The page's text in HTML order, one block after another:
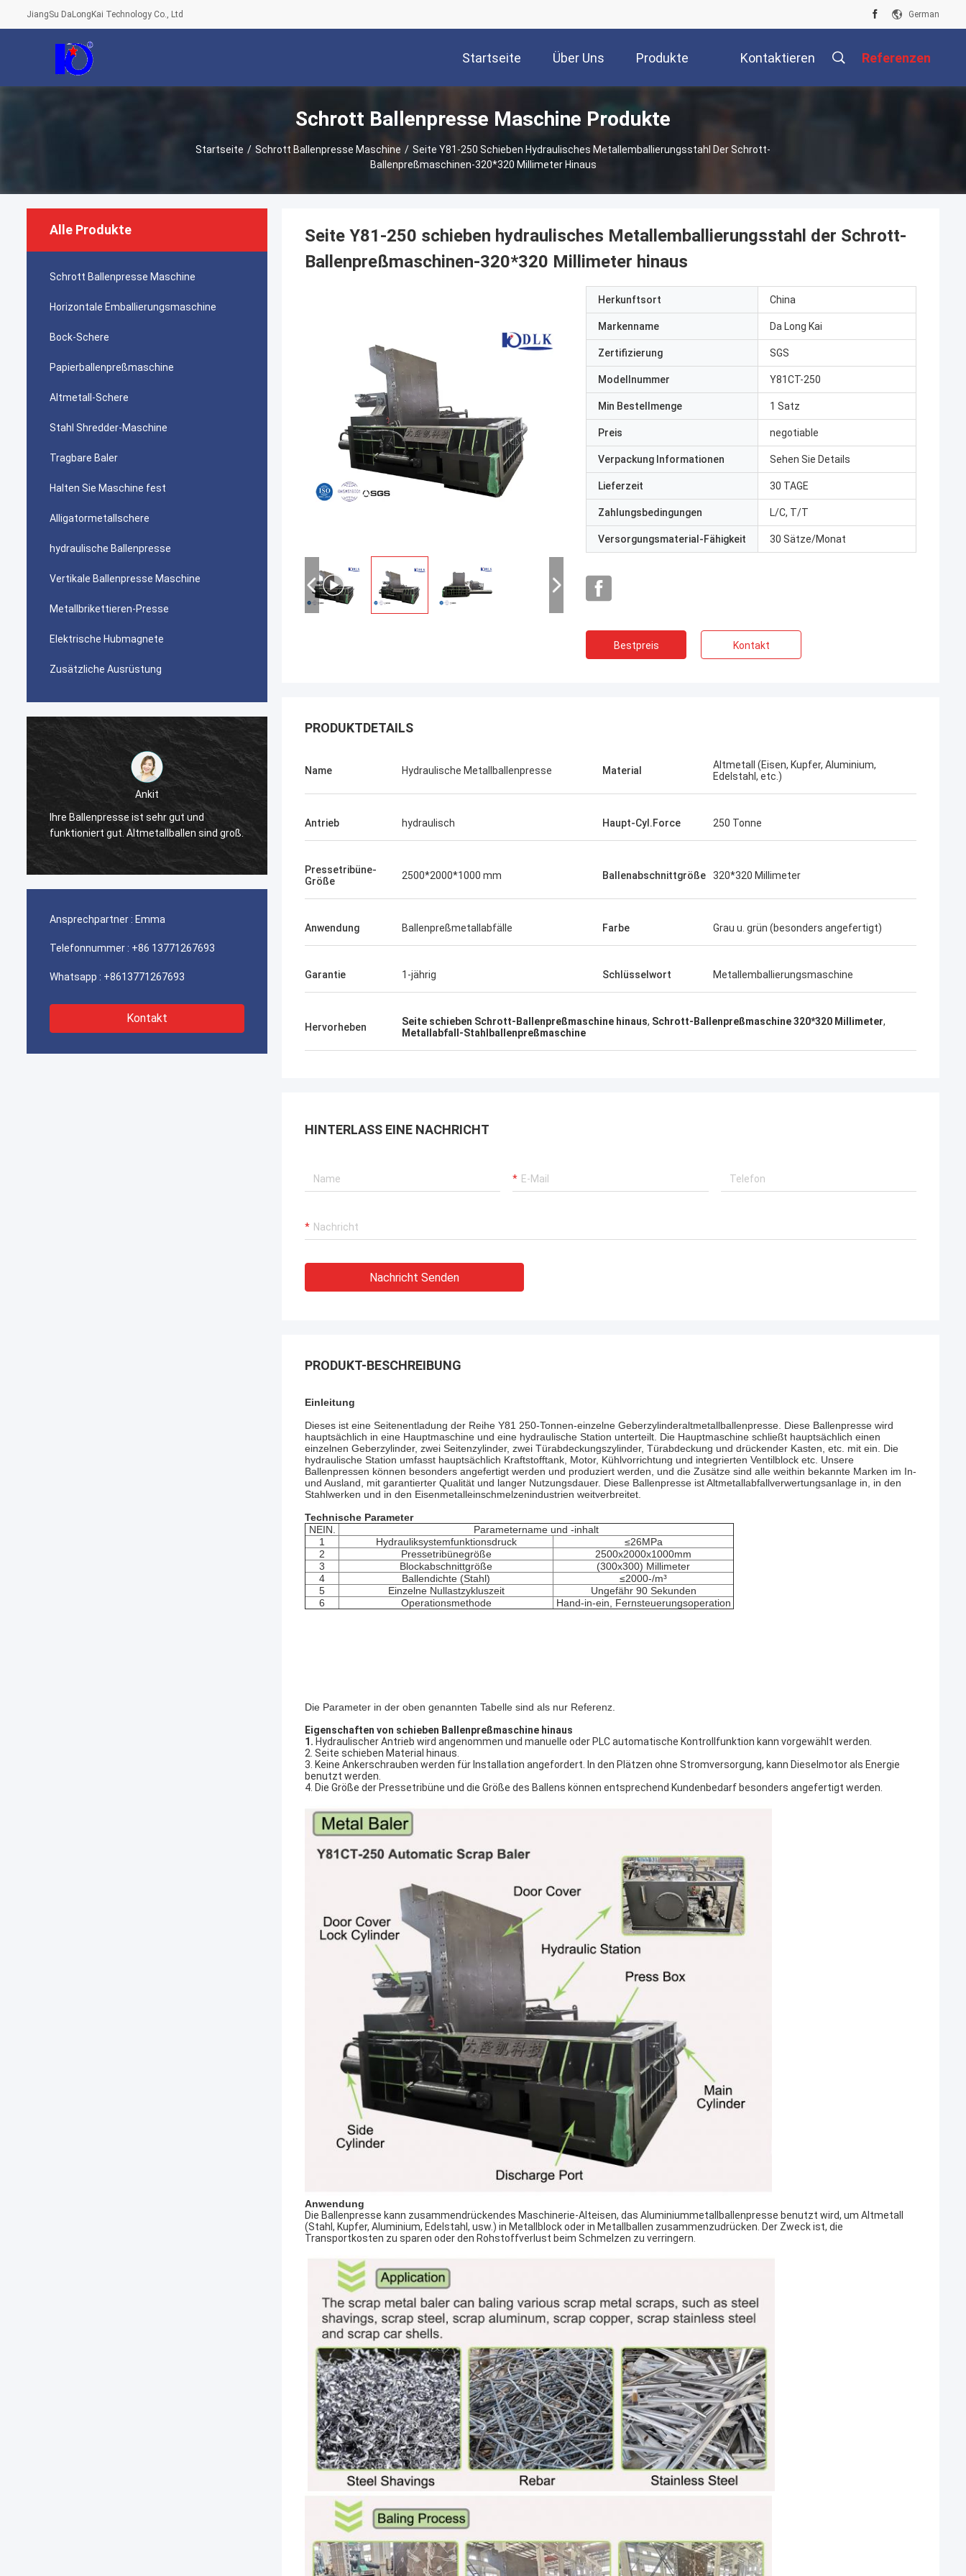
JiangSu DaLongKai Technology Co., Ltd German
Startseite Über Uns Produkte Kontaktieren Referenzen
Schrott Ballenpresse Maschine Produkte
Startseite / Schrott Ballenpresse Maschine / Seite Y81-250 Schieben Hydraulisches Metallemballierungsstahl Der Schrott-
Ballenpreßmaschinen-320*320 Millimeter Hinaus
Alle Produkte
Schrott Ballenpresse Maschine
Horizontale Emballierungsmaschine
Bock-Schere
Papierballenpreßmaschine
Altmetall-Schere
Stahl Shredder-Maschine
Tragbare Baler
Halten Sie Maschine fest
Alligatormetallschere
hydraulische Ballenpresse
Vertikale Ballenpresse Maschine
Metallbrikettieren-Presse
Elektrische Hubmagnete
Zusätzliche Ausrüstung
Ankit
Ihre Ballenpresse ist sehr gut und
funktioniert gut. Altmetallballen sind groß.
Manu
Die Ballenpreßmaschine funktioniert sehr
Ansprechpartner : Emma
Telefonnummer : +86 13771267693
Whatsapp : +8613771267693
Kontakt
Seite Y81-250 schieben hydraulisches Metallemballierungsstahl der Schrott-
Ballenpreßmaschinen-320*320 Millimeter hinaus
Herkunftsort China
Markenname Da Long Kai
Zertifizierung SGS
Modellnummer Y81CT-250
Min Bestellmenge 1 Satz
Preis negotiable
Verpackung Informationen Sehen Sie Details
Lieferzeit 30 TAGE
Zahlungsbedingungen L/C, T/T
Versorgungsmaterial-Fähigkeit 30 Sätze/Monat
Bestpreis Kontakt
PRODUKTDETAILS
Name Hydraulische Metallballenpresse Material
Altmetall (Eisen, Kupfer, Aluminium,
Edelstahl, etc.)
Antrieb hydraulisch Haupt-Cyl.Force 250 Tonne
Pressetribüne-
Größe
2500*2000*1000 mm Ballenabschnittgröße 320*320 Millimeter
Anwendung Ballenpreßmetallabfälle Farbe Grau u. grün (besonders angefertigt)
Garantie 1-jährig Schlüsselwort Metallemballierungsmaschine
Hervorheben Seite schieben Schrott-Ballenpreßmaschine hinaus, Schrott-Ballenpreßmaschine 320*320 Millimeter,
Metallabfall-Stahlballenpreßmaschine
HINTERLASS EINE NACHRICHT
Nachricht Senden
PRODUKT-BESCHREIBUNG
Einleitung
Dieses ist eine Seitenentladung der Reihe Y81 250-Tonnen-einzelne Geberzylinderaltmetallballenpresse. Diese Ballenpresse wird
hauptsächlich in eine Hauptmaschine und eine hydraulische Station unterteilt. Die Hauptmaschine schließt hauptsächlich einen
einzelnen Geberzylinder, zwei Seitenzylinder, zwei Türabdeckungszylinder, Türabdeckung und drückender Kasten, etc. mit ein. Die
hydraulische Station umfasst hauptsächlich Kraftstofftank, Motor, Kühlvorrichtung und integrierten Ventilblock etc. Unsere
Ballenpressen können besonders angefertigt werden und produziert werden, und die Zusätze sind alle weithin bekannte Marken im In-
und Ausland, mit garantierter Qualität und langer Nutzungsdauer. Diese Ballenpresse ist Altmetallabfallverwertungsanlage in, in den
Stahlwerken und in den Eisenmetalleinschmelzenindustrien weitverbreitet.
Technische Parameter
NEIN.
Parametername und -inhalt
1
Hydrauliksystemfunktionsdruck
≤26MPa
2
Pressetribünegröße
2500x2000x1000mm
3
Blockabschnittgröße
(300x300) Millimeter
4
Ballendichte (Stahl)
≤2000-/m³
5
Einzelne Nullastzykluszeit
Ungefähr 90 Sekunden
6
Operationsmethode Hand-in-ein, Fernsteuerungsoperation
Die Parameter in der oben genannten Tabelle sind als nur Referenz.
Eigenschaften von schieben Ballenpreßmaschine hinaus
1. Hydraulischer Antrieb wird angenommen und manuelle oder PLC automatische Kontrollfunktion kann vorgewählt werden.
2. Seite schieben Material hinaus.
3. Keine Ankerschrauben werden für Installation angefordert. In den Plätzen ohne Stromversorgung, kann Dieselmotor als Energie
benutzt werden.
4. Die Größe der Pressetribüne und die Größe des Ballens können entsprechend Kundenbedarf besonders angefertigt werden.
Anwendung
Die Ballenpresse kann zusammendrückendes Maschinerie-Alteisen, das Aluminiummetallballenpresse benutzt wird, um Altmetall
(Stahl, Kupfer, Aluminium, Edelstahl, usw.) in Metallblock oder in Metallballen zusammenzudrücken. Der Zweck ist, die
Transportkosten zu sparen oder den Rohstoffverlust beim Schmelzen zu verringern.